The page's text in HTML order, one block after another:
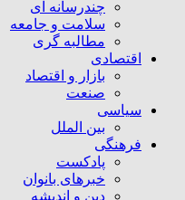
چندرسانه ای
سلامت و جامعه
مطالبه گری
اقتصادی
بازار و اقتصاد
صنعت
سیاسی
بین الملل
فرهنگی
پادکست
خبرهای بانوان
دین و اندیشه